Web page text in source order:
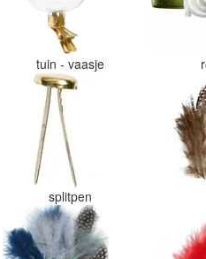
tuin - vaasje
splitpen